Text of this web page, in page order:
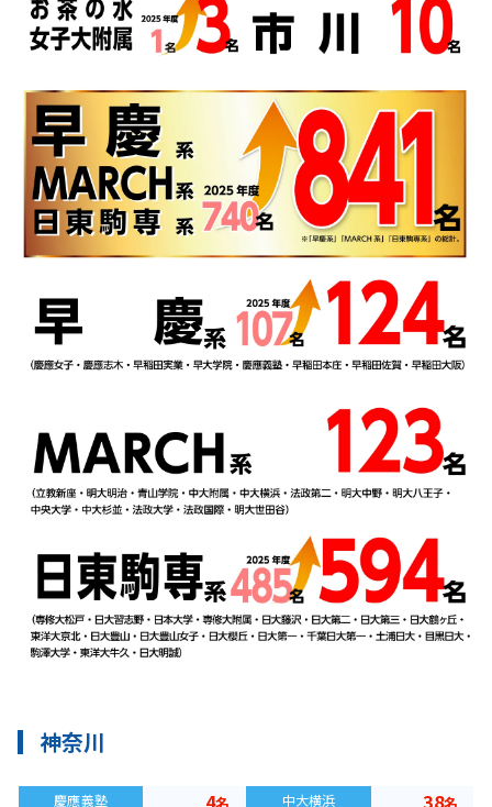
神奈川
慶應義塾 4 中大横浜 38